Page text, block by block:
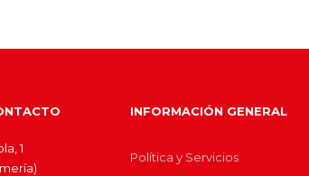
1
INFORMACIÓN GENERAL
Política y Servicios